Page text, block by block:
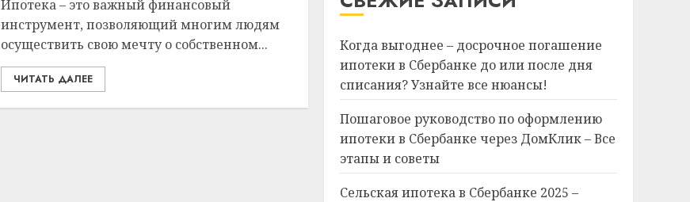
Ипотека – это важный финансовый
инструмент, позволяющий многим людям
осуществить свою мечту о собственном...
ЧИТАТЬ ДАЛЕЕ
Когда выгоднее – досрочное погашение
ипотеки в Сбербанке до или после дня
списания? Узнайте все нюансы!
Пошаговое руководство по оформлению
ипотеки в Сбербанке через ДомКлик – Все
этапы и советы
Сельская ипотека в Сбербанке 2025 –